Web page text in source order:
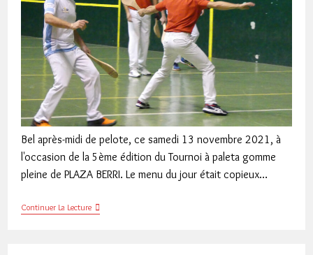
Bel après-midi de pelote, ce samedi 13 novembre 2021, à
l'occasion de la 5ème édition du Tournoi à paleta gomme
pleine de PLAZA BERRI. Le menu du jour était copieux…
Continuer La LectureJournée
Des